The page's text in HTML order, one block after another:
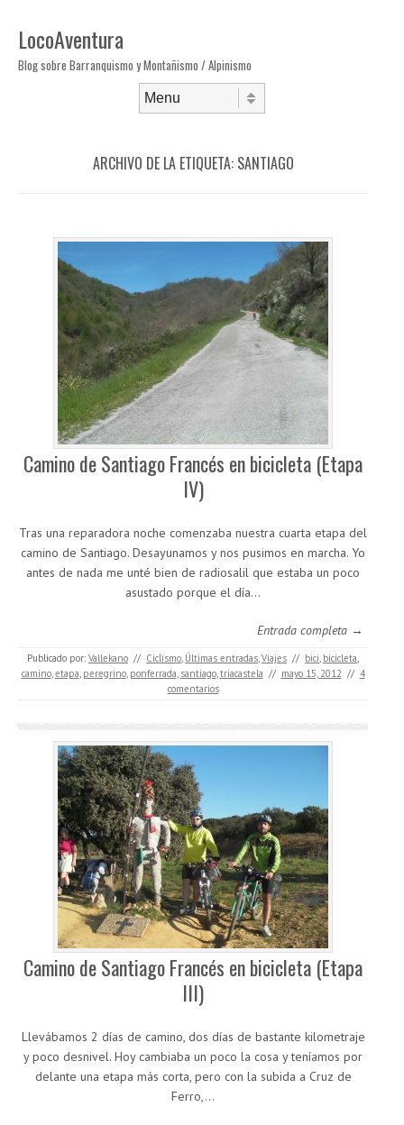
LocoAventura
Blog sobre Barranquismo y Montañismo / Alpinismo
ARCHIVO DE LA ETIQUETA: SANTIAGO
Camino de Santiago Francés en bicicleta (Etapa
IV)
Tras una reparadora noche comenzaba nuestra cuarta etapa del
camino de Santiago. Desayunamos y nos pusimos en marcha. Yo
antes de nada me unté bien de radiosalil que estaba un poco
asustado porque el día…
Entrada completa →
Publicado por: Vallekano // Ciclismo, Últimas entradas,Viajes // bici, bicicleta,
camino,etapa, peregrino, ponferrada, santiago,triacastela // mayo 15, 2012 // 4
comentarios
Camino de Santiago Francés en bicicleta (Etapa
III)
Llevábamos 2 días de camino, dos días de bastante kilometraje
y poco desnivel. Hoy cambiaba un poco la cosa y teníamos por
delante una etapa más corta, pero con la subida a Cruz de
Ferro,…